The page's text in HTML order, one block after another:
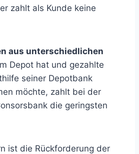
zahlt als Kunde keine
aus unterschiedlichen
Depot hat und gezahlte
seiner Depotbank
möchte, zahlt bei der
die geringsten
ist die Rückforderung der